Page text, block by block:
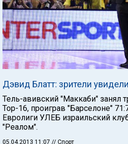
Дэвид Блатт: зрители
Тель-авивский "Маккаби" занял
Тор-16, проиграв "Барселоне"
Евролиги УЛЕБ израильский
"Реалом".
05.04.2013 11:07 // Спорт